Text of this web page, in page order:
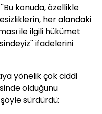
konuda, özellikle
her alandaki
ile ilgili hükümet
ifadelerini
yönelik çok ciddi
olduğunu
sürdürdü: